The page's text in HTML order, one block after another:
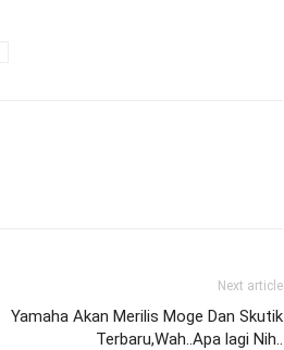
Next article
Yamaha Akan Merilis Moge Dan Skutik
Terbaru,Wah..Apa lagi Nih..